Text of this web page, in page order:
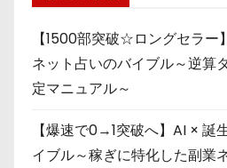
【1500部突破☆ロングセラー
ネット占いのバイブル～逆算
定マニュアル～
【爆速で0→1突破へ】AI × 誕
イブル～稼ぎに特化した副業